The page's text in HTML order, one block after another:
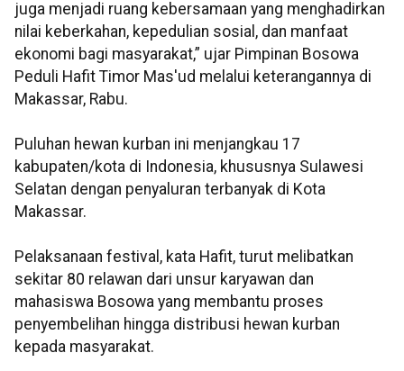
juga menjadi ruang kebersamaan yang menghadirkan
nilai keberkahan, kepedulian sosial, dan manfaat
ekonomi bagi masyarakat,” ujar Pimpinan Bosowa
Peduli Hafit Timor Mas'ud melalui keterangannya di
Makassar, Rabu.
Puluhan hewan kurban ini menjangkau 17
kabupaten/kota di Indonesia, khususnya Sulawesi
Selatan dengan penyaluran terbanyak di Kota
Makassar.
Pelaksanaan festival, kata Hafit, turut melibatkan
sekitar 80 relawan dari unsur karyawan dan
mahasiswa Bosowa yang membantu proses
penyembelihan hingga distribusi hewan kurban
kepada masyarakat.